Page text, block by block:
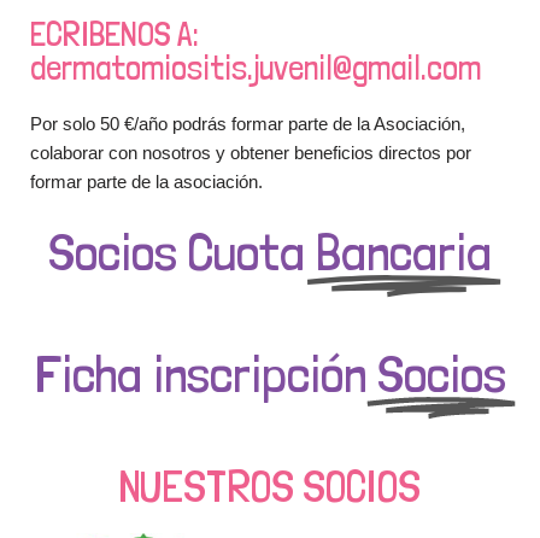
ECRIBENOS A:
dermatomiositis.juvenil@gmail.com
Por solo 50 €/año podrás formar parte de la Asociación,
colaborar con nosotros y obtener beneficios directos por
formar parte de la asociación.
Socios Cuota Bancaria
Ficha inscripción Socios
NUESTROS SOCIOS